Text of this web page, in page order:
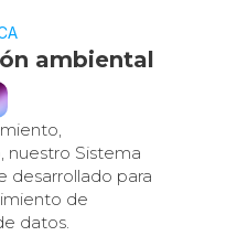
ambiental
nuestro Sistema
desarrollado para
de
datos.